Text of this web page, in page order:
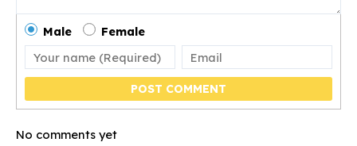
Male Female
POST COMMENT
No comments yet